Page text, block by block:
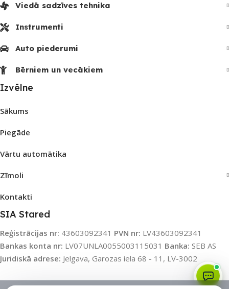
Viedā sadzīves tehnika
Instrumenti
Auto piederumi
Bērniem un vecākiem
Izvēlne
Sākums
Piegāde
Vārtu automātika
Zīmoli
Kontakti
SIA Stared
Reģistrācijas nr: 43603092341 PVN nr: LV43603092341
Bankas konta nr: LV07UNLA0055003115031 Banka: SEB AS
Juridiskā adrese: Jelgava, Garozas iela 68 - 11, LV-3002